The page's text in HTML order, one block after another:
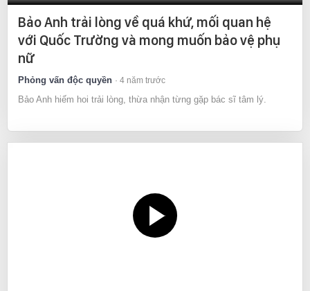
Bảo Anh trải lòng về quá khứ, mối quan hệ
với Quốc Trường và mong muốn bảo vệ phụ
nữ
Phỏng vấn độc quyền 4 năm trước
Bảo Anh hiếm hoi trải lòng, thừa nhận từng gặp bác sĩ tâm lý.